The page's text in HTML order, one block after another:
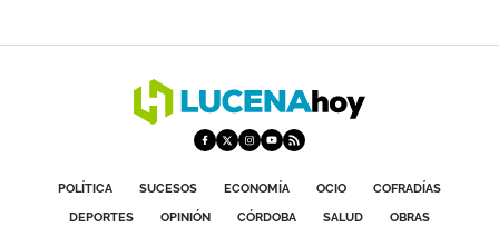
POLÍTICA SUCESOS ECONOMÍA OCIO
COFRADÍAS
DEPORTES
OPINIÓN CÓRDOBA SALUD
OBRAS